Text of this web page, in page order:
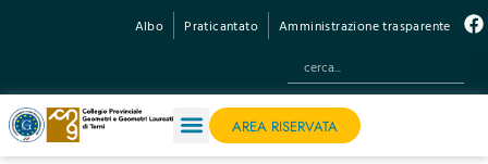
Albo Praticantato Amministrazione trasparente
AREA RISERVATA